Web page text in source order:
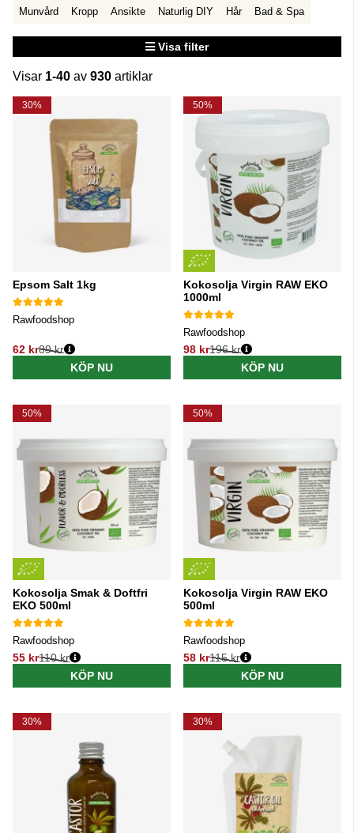
Munvård Kropp Ansikte Naturlig DIY Hår Bad & Spa
Visa filter
Visar 1-40 av 930 artiklar
Produkter
30%
Epsom Salt 1kg
Rawfoodshop
62 kr
Ordinarie pris:
89 kr
KÖP NU
50%
Kokosolja Virgin RAW EKO
1000ml
Rawfoodshop
98 kr
Ordinarie pris:
196 kr
KÖP NU
50%
Kokosolja Smak & Doftfri
EKO 500ml
Rawfoodshop
55 kr
Ordinarie pris:
110 kr
KÖP NU
50%
Kokosolja Virgin RAW EKO
500ml
Rawfoodshop
58 kr
Ordinarie pris:
115 kr
KÖP NU
30% 30%